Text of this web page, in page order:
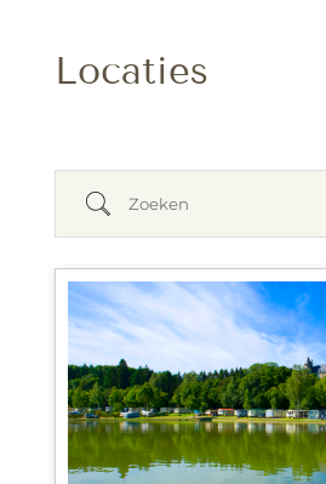
Locaties
Zoeken